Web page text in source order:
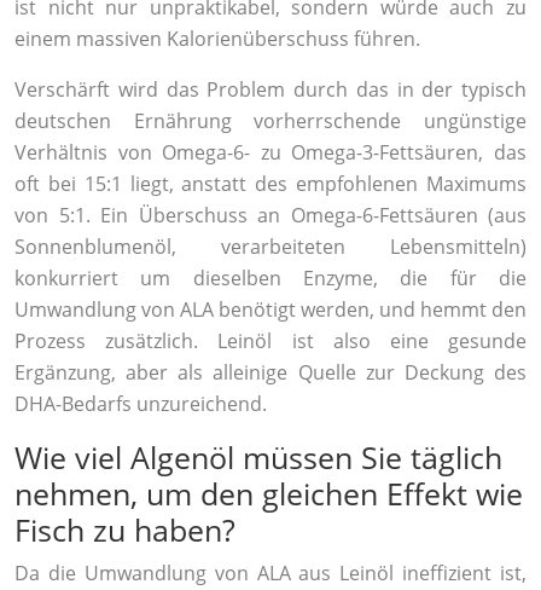
ist nicht nur unpraktikabel, sondern würde auch zu
einem massiven Kalorienüberschuss führen.
Verschärft wird das Problem durch das in der typisch
deutschen Ernährung vorherrschende ungünstige
Verhältnis von Omega-6- zu Omega-3-Fettsäuren, das
oft bei 15:1 liegt, anstatt des empfohlenen Maximums
von 5:1. Ein Überschuss an Omega-6-Fettsäuren (aus
Sonnenblumenöl, verarbeiteten Lebensmitteln)
konkurriert um dieselben Enzyme, die für die
Umwandlung von ALA benötigt werden, und hemmt den
Prozess zusätzlich. Leinöl ist also eine gesunde
Ergänzung, aber als alleinige Quelle zur Deckung des
DHA-Bedarfs unzureichend.
Wie viel Algenöl müssen Sie täglich
nehmen, um den gleichen Effekt wie
Fisch zu haben?
Da die Umwandlung von ALA aus Leinöl ineffizient ist,